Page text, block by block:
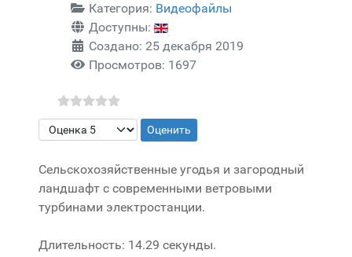
Категория: Видеофайлы
Доступны:
Создано: 25 декабря 2019
Просмотров: 1697
Пожалуйста, оцените
Сельскохозяйственные угодья и загородный
ландшафт с современными ветровыми
турбинами электростанции.
Длительность: 14.29 секунды.